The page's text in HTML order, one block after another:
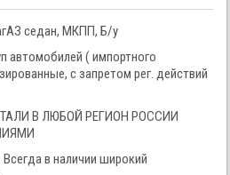
седан, МКПП, Б/у
автомобилей ( импортного
с запретом рег. действий
В ЛЮБОЙ РЕГИОН РОССИИ
в наличии широкий